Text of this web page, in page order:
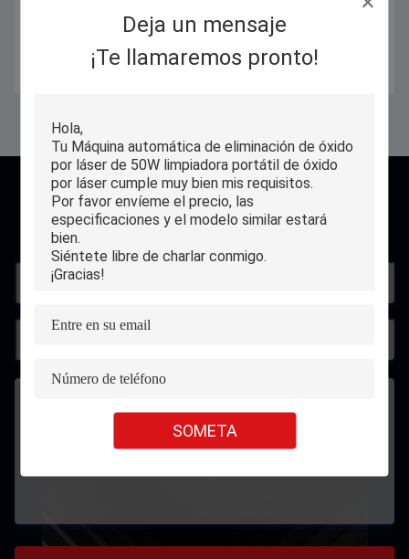
Deja un mensaje
¡Te llamaremos pronto!
SOMETA
la fibra del PDA 1070nm de 1kw
1.5kw 2KW para el aluminio
galvanizado de la placa de los SS
Consiga el mejor precio
Placa galvanizada SS del soldador
del laser del PDA de 1kw 1.5kw de
procesamiento flexible 1070nm
Consiga el mejor precio
Contacto